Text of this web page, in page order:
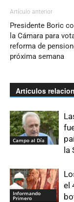
Artículo anterior
Presidente Boric
la Cámara para
reforma de
próxima semana
Artículos
Campo al Día
la
Informando
Primero
el